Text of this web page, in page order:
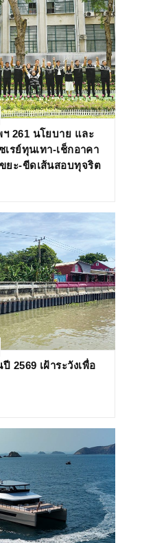
261 นโยบาย และ
เรย์ทุนเทา-เช็กอาคา
ยะ-ขีดเส้นสอบทุจริต
2569 เฝ้าระวังเพื่อ